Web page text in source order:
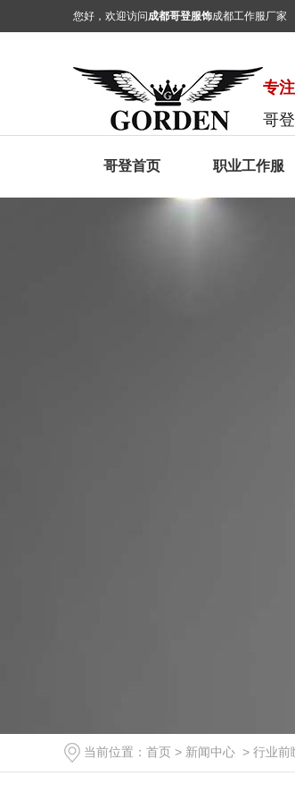
您好，欢迎访问成都哥登服饰成都工作服厂家
专
哥
哥登首页 职业工作服
当前位置： 首页 > 新闻中心 > 行业前